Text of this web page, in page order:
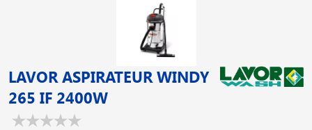
LAVOR ASPIRATEUR WINDY
265 IF 2400W